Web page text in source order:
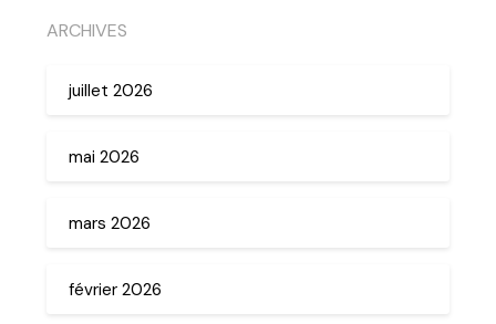
ARCHIVES
juillet 2026
mai 2026
mars 2026
février 2026